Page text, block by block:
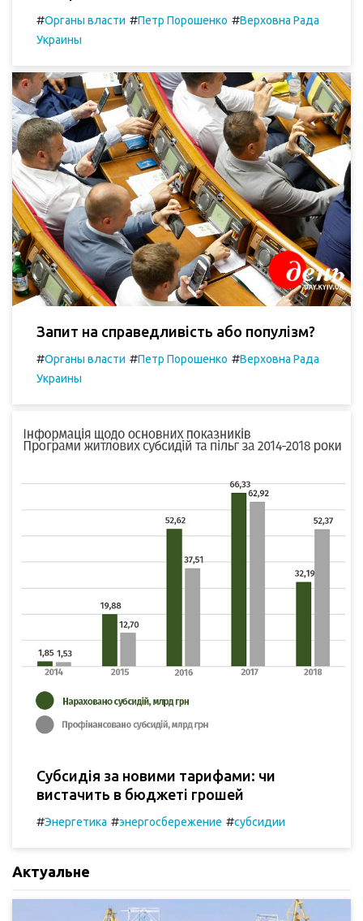
#Органы власти #Петр Порошенко #Верховна Рада
Украины
Запит на справедливість або популізм?
#Органы власти #Петр Порошенко #Верховна Рада
Украины
Субсидія за новими тарифами: чи
вистачить в бюджеті грошей
#Энергетика #энергосбережение #субсидии
Актуальне